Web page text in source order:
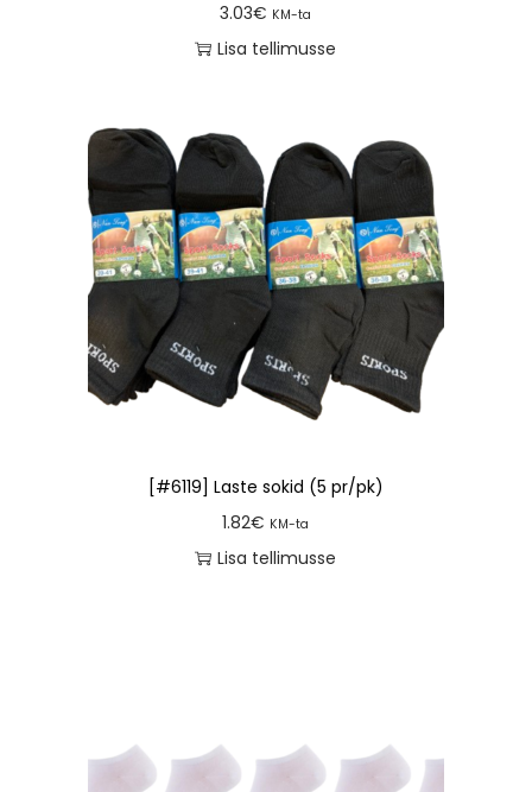
3.03€ KM-ta
Lisa tellimusse
[#6119] Laste sokid (5 pr/pk)
1.82€ KM-ta
Lisa tellimusse